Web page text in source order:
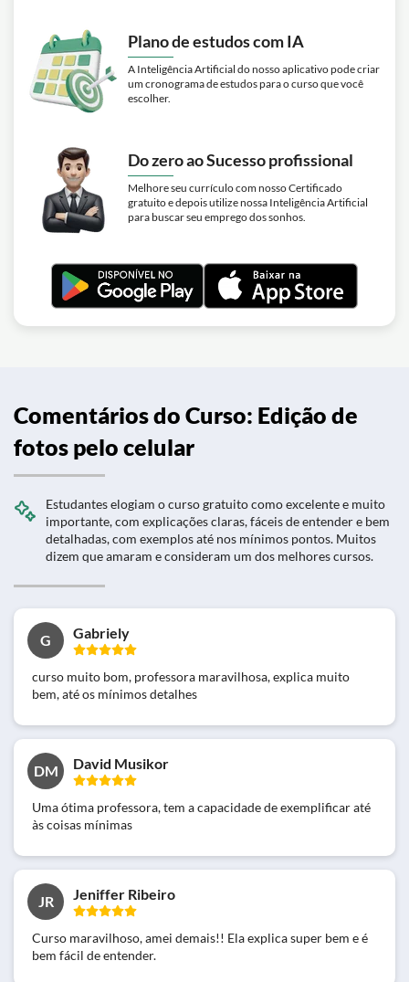
Plano de estudos com IA
A Inteligência Artificial do nosso aplicativo pode criar
um cronograma de estudos para o curso que você
escolher.
Do zero ao Sucesso profissional
Melhore seu currículo com nosso Certificado
gratuito e depois utilize nossa Inteligência Artificial
para buscar seu emprego dos sonhos.
Comentários do Curso: Edição de
fotos pelo celular
Estudantes elogiam o curso gratuito como excelente e muito
importante, com explicações claras, fáceis de entender e bem
detalhadas, com exemplos até nos mínimos pontos. Muitos
dizem que amaram e consideram um dos melhores cursos.
G Gabriely
curso muito bom, professora maravilhosa, explica muito
bem, até os mínimos detalhes
DM David Musikor
Uma ótima professora, tem a capacidade de exemplificar até
às coisas mínimas
JR Jeniffer Ribeiro
Curso maravilhoso, amei demais!! Ela explica super bem e é
bem fácil de entender.